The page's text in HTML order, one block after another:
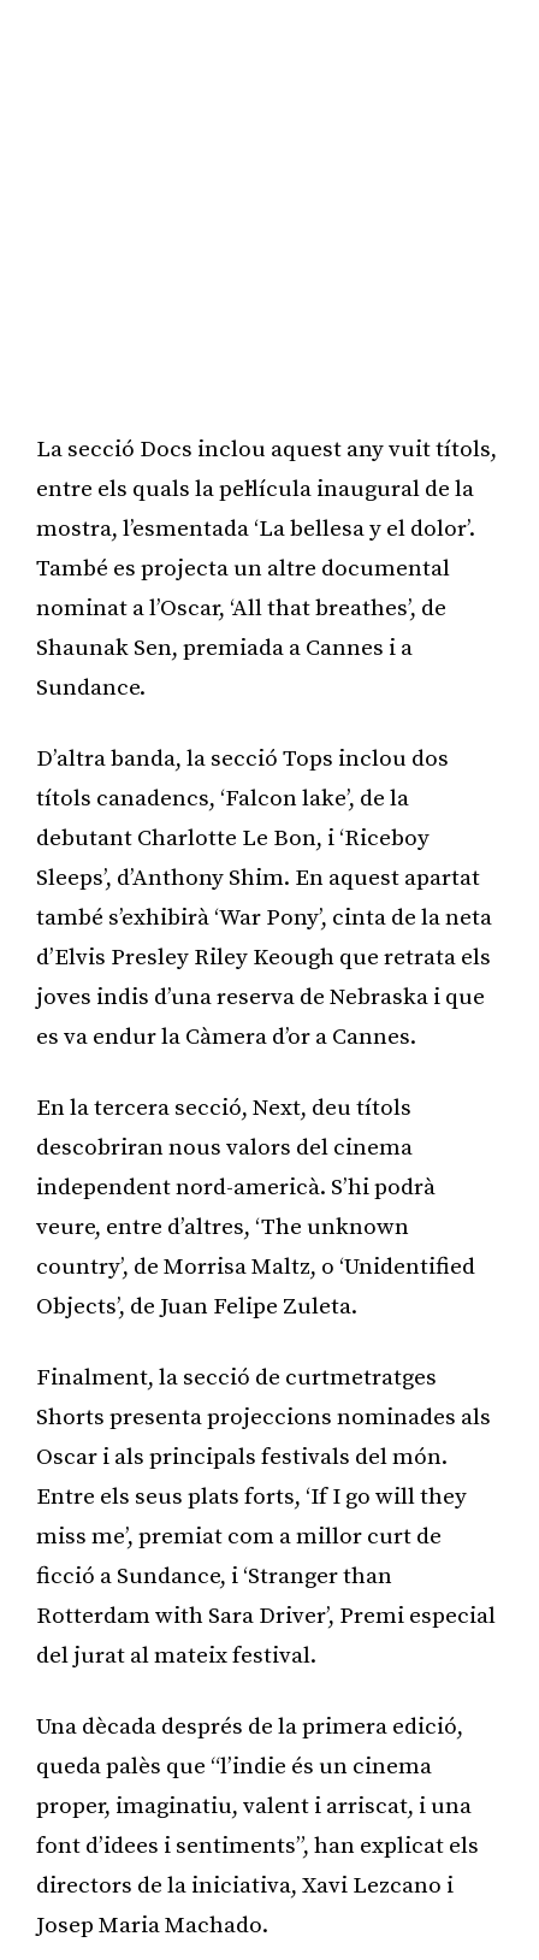
La secció Docs inclou aquest any vuit títols,
entre els quals la pel·lícula inaugural de la
mostra, l’esmentada ‘La bellesa y el dolor’.
També es projecta un altre documental
nominat a l’Oscar, ‘All that breathes’, de
Shaunak Sen, premiada a Cannes i a
Sundance.
D’altra banda, la secció Tops inclou dos
títols canadencs, ‘Falcon lake’, de la
debutant Charlotte Le Bon, i ‘Riceboy
Sleeps’, d’Anthony Shim. En aquest apartat
també s’exhibirà ‘War Pony’, cinta de la neta
d’Elvis Presley Riley Keough que retrata els
joves indis d’una reserva de Nebraska i que
es va endur la Càmera d’or a Cannes.
En la tercera secció, Next, deu títols
descobriran nous valors del cinema
independent nord-americà. S’hi podrà
veure, entre d’altres, ‘The unknown
country’, de Morrisa Maltz, o ‘Unidentified
Objects’, de Juan Felipe Zuleta.
Finalment, la secció de curtmetratges
Shorts presenta projeccions nominades als
Oscar i als principals festivals del món.
Entre els seus plats forts, ‘If I go will they
miss me’, premiat com a millor curt de
ficció a Sundance, i ‘Stranger than
Rotterdam with Sara Driver’, Premi especial
del jurat al mateix festival.
Una dècada després de la primera edició,
queda palès que “l’indie és un cinema
proper, imaginatiu, valent i arriscat, i una
font d’idees i sentiments”, han explicat els
directors de la iniciativa, Xavi Lezcano i
Josep Maria Machado.